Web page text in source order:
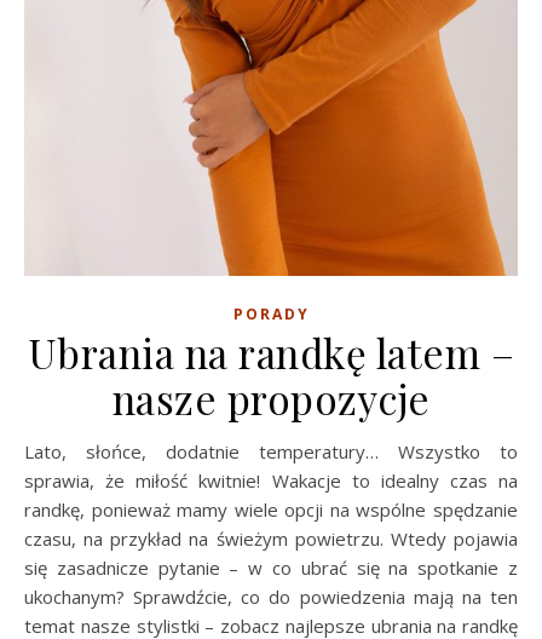
PORADY
Ubrania na randkę latem –
nasze propozycje
Lato, słońce, dodatnie temperatury… Wszystko to
sprawia, że miłość kwitnie! Wakacje to idealny czas na
randkę, ponieważ mamy wiele opcji na wspólne spędzanie
czasu, na przykład na świeżym powietrzu. Wtedy pojawia
się zasadnicze pytanie – w co ubrać się na spotkanie z
ukochanym? Sprawdźcie, co do powiedzenia mają na ten
temat nasze stylistki – zobacz najlepsze ubrania na randkę